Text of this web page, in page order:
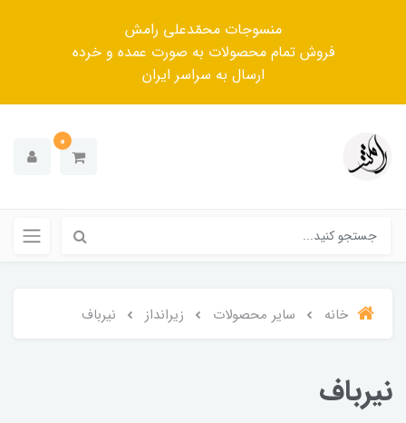
منسوجات محمّدعلی رامش
فروش تمام محصولات به صورت عمده و خرده
ارسال به سراسر ایران
0
خانه سایر محصولات زیرانداز نیرباف
نیرباف